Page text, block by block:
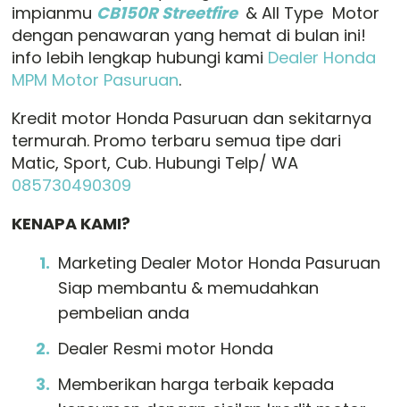
impianmu CB150R Streetfire & All Type Motor
dengan penawaran yang hemat di bulan ini!
info lebih lengkap hubungi kami Dealer Honda
MPM Motor Pasuruan.
Kredit motor Honda Pasuruan dan sekitarnya
termurah. Promo terbaru semua tipe dari
Matic, Sport, Cub. Hubungi Telp/ WA
085730490309
KENAPA KAMI?
Marketing Dealer Motor Honda Pasuruan
Siap membantu & memudahkan
pembelian anda
Dealer Resmi motor Honda
Memberikan harga terbaik kepada